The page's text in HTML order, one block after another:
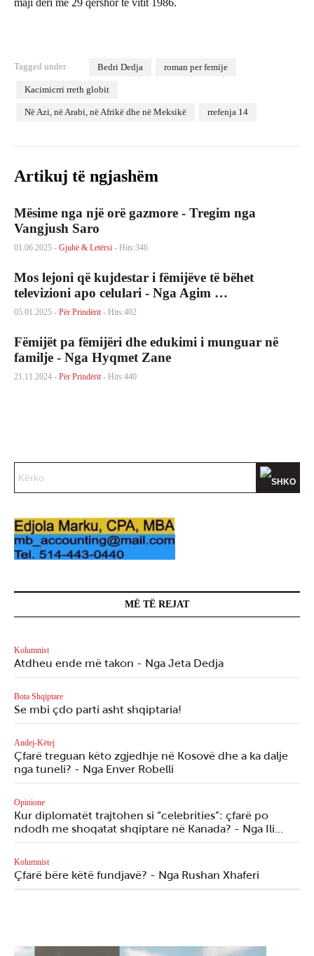
maji deri më 29 qershor të vitit 1986.
Tagged under Bedri Dedja roman per femije
Kacimicrri rreth globit
Në Azi, në Arabi, në Afrikë dhe në Meksikë rrefenja 14
Artikuj të ngjashëm
Mësime nga një orë gazmore - Tregim nga
Vangjush Saro
01.06.2025 - Gjuhë & Letërsi - Hits:346
Mos lejoni që kujdestar i fëmijëve të bëhet
televizioni apo celulari - Nga Agim …
05.01.2025 - Për Prindërit- Hits:402
Fëmijët pa fëmijëri dhe edukimi i munguar në
familje - Nga Hyqmet Zane
21.11.2024 - Për Prindërit- Hits:440
MË TË REJAT
Kolumnist
Atdheu ende më takon - Nga Jeta Dedja
Bota Shqiptare
Se mbi çdo parti asht shqiptaria!
Andej-Këtej
Çfarë treguan këto zgjedhje në Kosovë dhe a ka dalje
nga tuneli? - Nga Enver Robelli
Opinione
Kur diplomatët trajtohen si “celebrities”: çfarë po
ndodh me shoqatat shqiptare në Kanada? - Nga Ili…
Kolumnist
Çfarë bëre këtë fundjavë? - Nga Rushan Xhaferi